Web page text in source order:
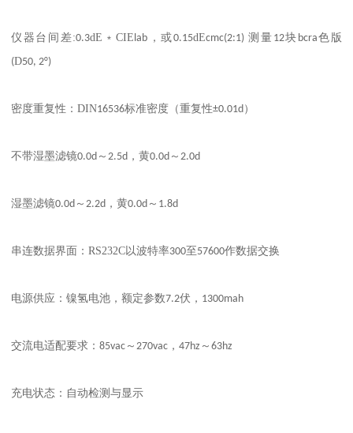
仪器台间差:0.3dE ﹡CIElab ，或0.15dEcmc(2:1) 测量 12块 bcra色版
(D50, 2°)
密度重复性 ：DIN16536标准密度（重复性±0.01d）
不带湿墨滤镜0.0d ～2.5d ，黄0.0d ～2.0d
湿墨滤镜0.0d ～2.2d ，黄0.0d ～ 1.8d
串连数据界面 ：RS232C以波特率300至57600作数据交换
电源供应 ：镍氢电池，额定参数7.2伏， 1300mah
交流电适配要求 ：85vac ～270vac ，47hz ～63hz
充电状态 ： 自动检测与显示